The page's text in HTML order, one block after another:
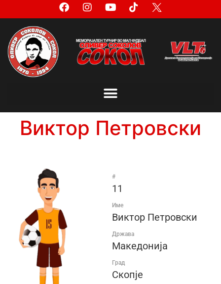
Виктор Петровски
#
11
Име
Виктор Петровски
Држава
Македонија
Град
Скопје